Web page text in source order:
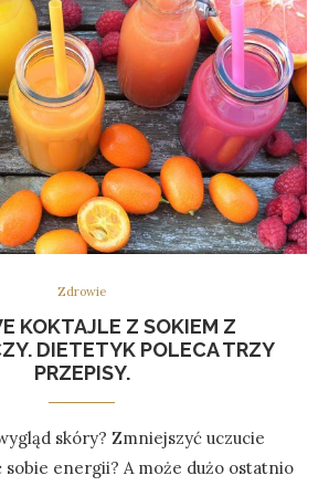
Zdrowie
KOKTAJLE Z SOKIEM Z
DIETETYK POLECA TRZY
PRZEPISY.
skóry? Zmniejszyć uczucie
sobie energii? A może dużo ostatnio